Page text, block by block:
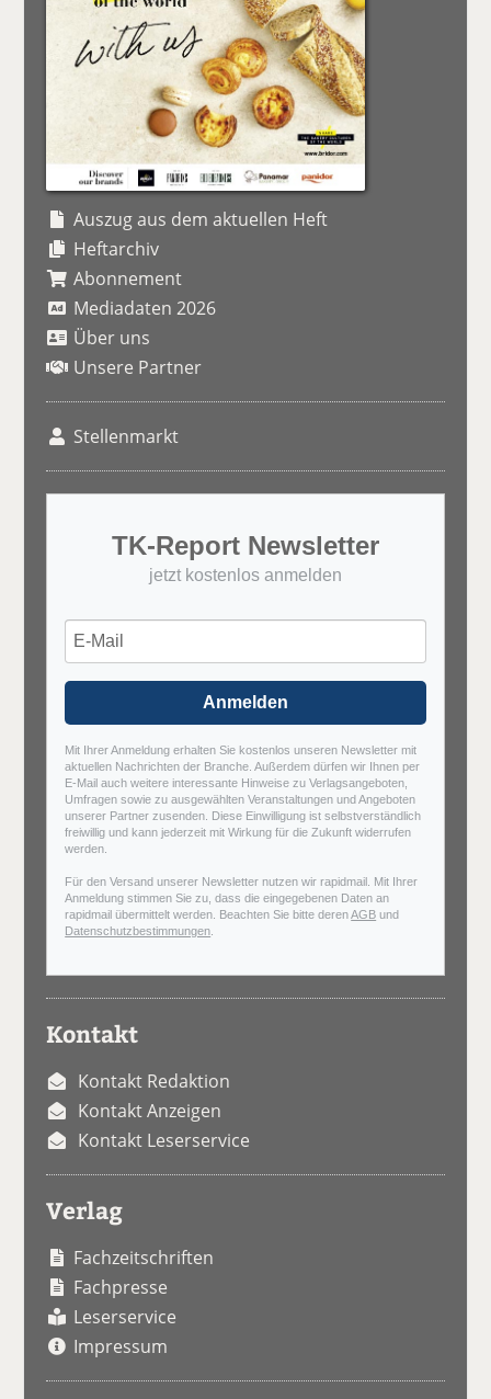
Auszug aus dem aktuellen Heft
Heftarchiv
Abonnement
Mediadaten 2026
Über uns
Unsere Partner
Stellenmarkt
TK-Report Newsletter
jetzt kostenlos anmelden
Anmelden
Mit Ihrer Anmeldung erhalten Sie kostenlos unseren Newsletter mit
aktuellen Nachrichten der Branche. Außerdem dürfen wir Ihnen per
E-Mail auch weitere interessante Hinweise zu Verlagsangeboten,
Umfragen sowie zu ausgewählten Veranstaltungen und Angeboten
unserer Partner zusenden. Diese Einwilligung ist selbstverständlich
freiwillig und kann jederzeit mit Wirkung für die Zukunft widerrufen
werden.
Für den Versand unserer Newsletter nutzen wir rapidmail. Mit Ihrer
Anmeldung stimmen Sie zu, dass die eingegebenen Daten an
rapidmail übermittelt werden. Beachten Sie bitte derenAGB und
Datenschutzbestimmungen
Kontakt
Kontakt Redaktion
Kontakt Anzeigen
Kontakt Leserservice
Verlag
Fachzeitschriften
Fachpresse
Leserservice
Impressum